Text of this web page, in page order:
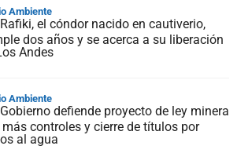
Ambiente
Rafiki, el cóndor nacido en cautiverio,
dos años y se acerca a su liberación
Andes
Ambiente
Gobierno defiende proyecto de ley minera
controles y cierre de títulos por
al agua